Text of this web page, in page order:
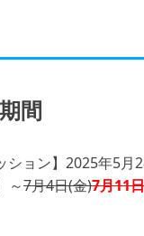
間
ション】2025年5月
～7月4日(金)7月11